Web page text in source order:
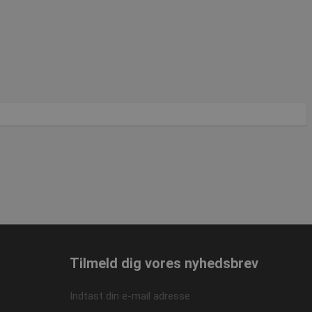
Tilmeld dig vores nyhedsbrev
Indtast din e-mail adresse
eventuelle